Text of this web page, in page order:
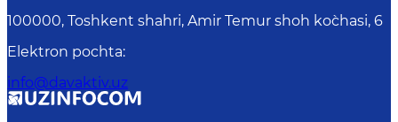
100000, Toshkent shahri, Amir Temur shoh ko`chasi, 6
Elektron pochta:
info@davaktiv.uz